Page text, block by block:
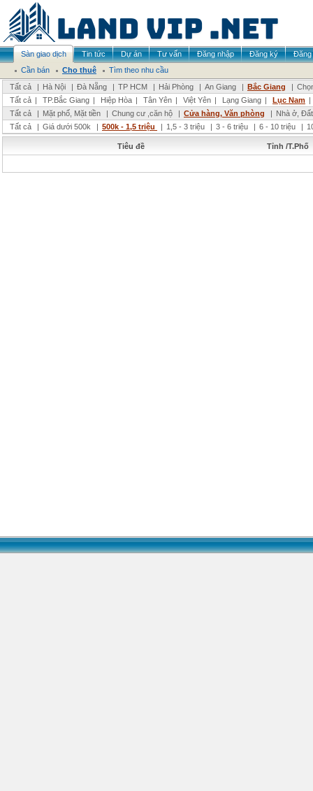
Sàn giao dịch Tin tức Dự án Tư vấn Đăng nhập Đăng ký
Đăng
Cần bán
Cho thuê
Tìm theo nhu cầu
Tất cả
| Hà Nội | Đà Nẵng | TP HCM | Hải Phòng | An Giang | Bắc Giang |
Tất cả | TP.Bắc Giang | Hiệp Hòa | Tân Yên | Việt Yên | Lạng Giang | Lục Nam |
Tất cả
| Mặt phố, Mặt tiền | Chung cư ,căn hộ | Cửa hàng, Văn phòng | Nhà ở,
Tất cả
| Giá dưới 500k | 500k - 1,5 triệu | 1,5 - 3 triệu | 3 - 6 triệu | 6 - 10 triệu |
Tiêu đề Tỉnh /T.Phố